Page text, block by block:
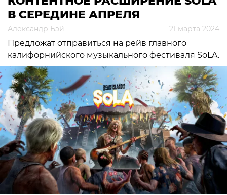
В СЕРЕДИНЕ АПРЕЛЯ
Александр Бэй 21 марта 2024
Предложат отправиться на рейв главного
калифорнийского музыкального фестиваля SoLA.